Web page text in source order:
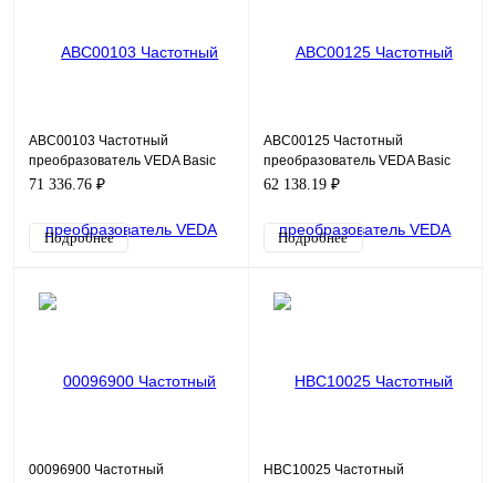
ABC00103 Частотный
преобразователь VEDA Basic
Drive VF-101-P2K2-0010-U-S2-
71 336.76 ₽
Подробнее
ABC00125 Частотный
преобразователь VEDA Basic
Drive VF-101-P2K2-0006-U-T4-
62 138.19 ₽
Подробнее
00096900 Частотный
HBC10025 Частотный